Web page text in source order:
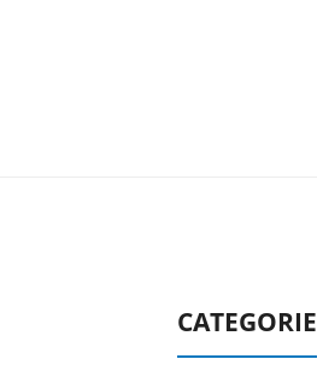
CATEGORIE